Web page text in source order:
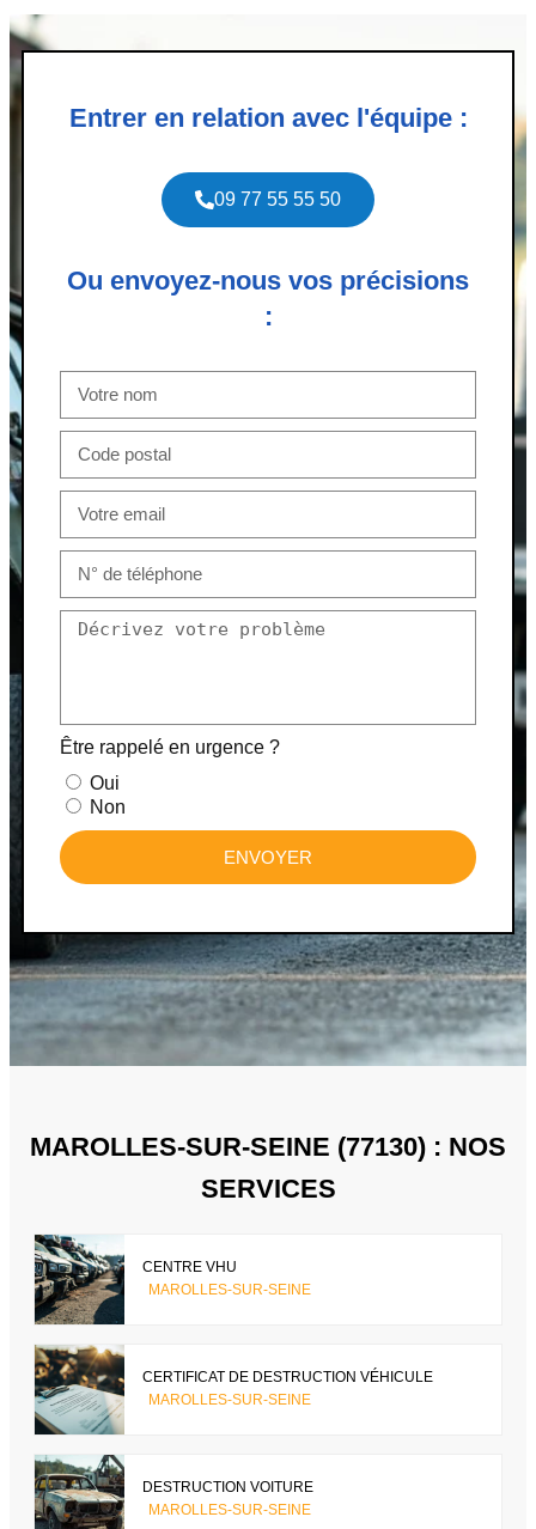
Entrer en relation avec l'équipe :
09 77 55 55 50
Ou envoyez-nous vos précisions
:
Être rappelé en urgence ?
Oui
Non
ENVOYER
MAROLLES-SUR-SEINE (77130) : NOS
SERVICES
CENTRE VHU
MAROLLES-SUR-SEINE
CERTIFICAT DE DESTRUCTION VÉHICULE
MAROLLES-SUR-SEINE
DESTRUCTION VOITURE
MAROLLES-SUR-SEINE